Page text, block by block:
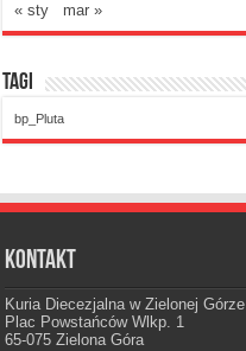
« sty
mar »
Tagi
bp_Pluta
Kontakt
Kuria Diecezjalna w Zielonej Górze
Plac Powstańców Wlkp. 1
65-075 Zielona Góra